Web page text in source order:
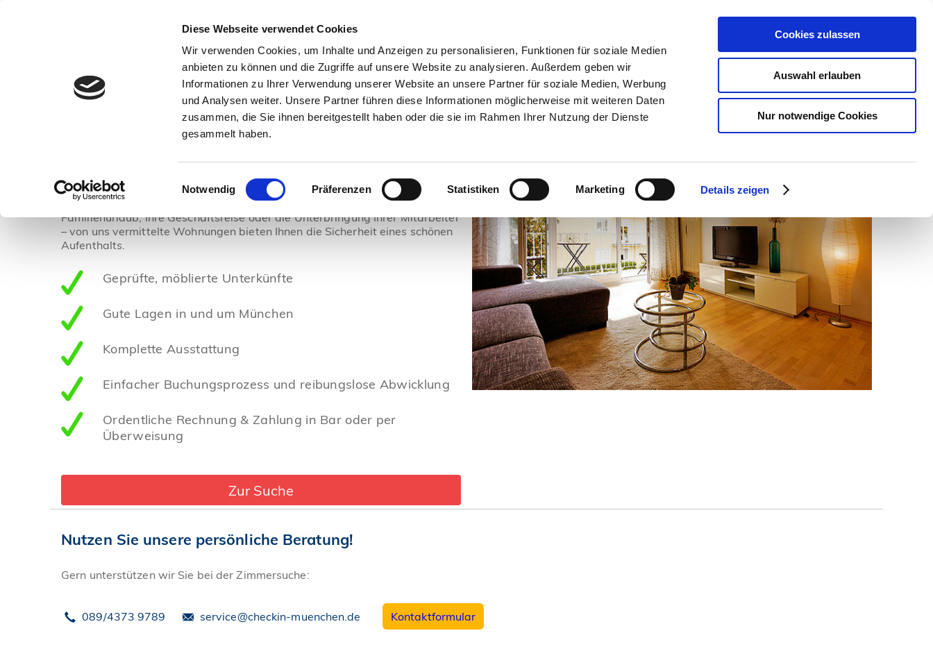
Diese Webseite verwendet Cookies
Wir verwenden Cookies, um Inhalte und Anzeigen zu personalisieren, Funktionen für soziale Medien
anbieten zu können und die Zugriffe auf unsere Website zu analysieren. Außerdem geben wir
Informationen zu Ihrer Verwendung unserer Website an unsere Partner für soziale Medien, Werbung
und Analysen weiter. Unsere Partner führen diese Informationen möglicherweise mit weiteren Daten
zusammen, die Sie ihnen bereitgestellt haben oder die sie im Rahmen Ihrer Nutzung der Dienste
gesammelt haben.
Einwilligungsauswahl
Notwendig Präferenzen Statistiken Marketing Details zeigen
Cookies zulassen
Auswahl erlauben
Nur notwendige Cookies
Zimmervermittlung München
Persönlich geprüfte Unterkünfte – Wohlfühlen wie zuhause!
089 4373 9789
service@checkin-muenchen.de
Ferienwohnungen und Ferienhäuser
Mieten Sie ganze Unterkünfte von regionalen Gastgebern. Die möblierten
Wohnungen in unserem Angebot werden von uns persönlich geprüft, sind
sehr gepflegt und bieten viele wichtige Ausstattungsmerkmale. Ob für Ihren
Familienurlaub, Ihre Geschäftsreise oder die Unterbringung Ihrer Mitarbeiter
– von uns vermittelte Wohnungen bieten Ihnen die Sicherheit eines schönen
Aufenthalts.
Geprüfte, möblierte Unterkünfte
Gute Lagen in und um München
Komplette Ausstattung
Einfacher Buchungsprozess und reibungslose Abwicklung
Ordentliche Rechnung & Zahlung in Bar oder per
Überweisung
Zur Suche
Nutzen Sie unsere persönliche Beratung!
Gern unterstützen wir Sie bei der Zimmersuche:
089/4373 9789 service@checkin-muenchen.de Kontaktformular